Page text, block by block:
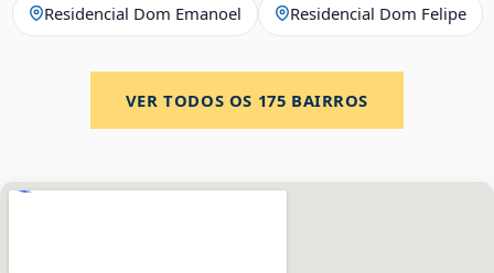
Residencial Dom Emanoel Residencial Dom Felipe
VER TODOS OS 175 BAIRROS